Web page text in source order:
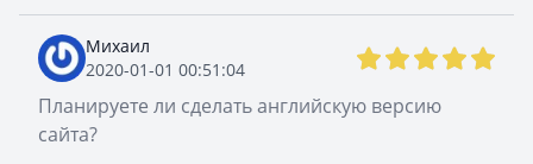
Михаил
2020-01-01 00:51:04
Планируете ли сделать английскую версию
сайта?